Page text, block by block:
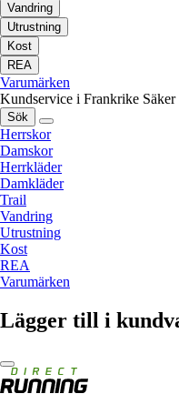
Vandring
Utrustning
Kost
REA
Varumärken
Kundservice i Frankrike
Sök
Herrskor
Damskor
Herrkläder
Damkläder
Trail
Vandring
Utrustning
Kost
REA
Varumärken
Lägger till i